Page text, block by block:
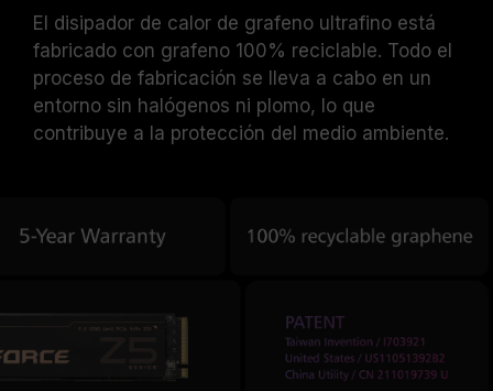
El disipador de calor de grafeno ultrafino está
fabricado con grafeno 100% reciclable. Todo el
proceso de fabricación se lleva a cabo en un
entorno sin halógenos ni plomo, lo que
contribuye a la protección del medio ambiente.